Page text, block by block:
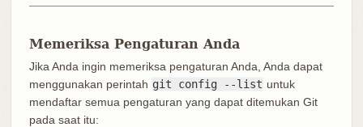
Memeriksa Pengaturan Anda
Jika Anda ingin memeriksa pengaturan Anda, Anda dapat
menggunakan perintah git config --list untuk
mendaftar semua pengaturan yang dapat ditemukan Git
pada saat itu: